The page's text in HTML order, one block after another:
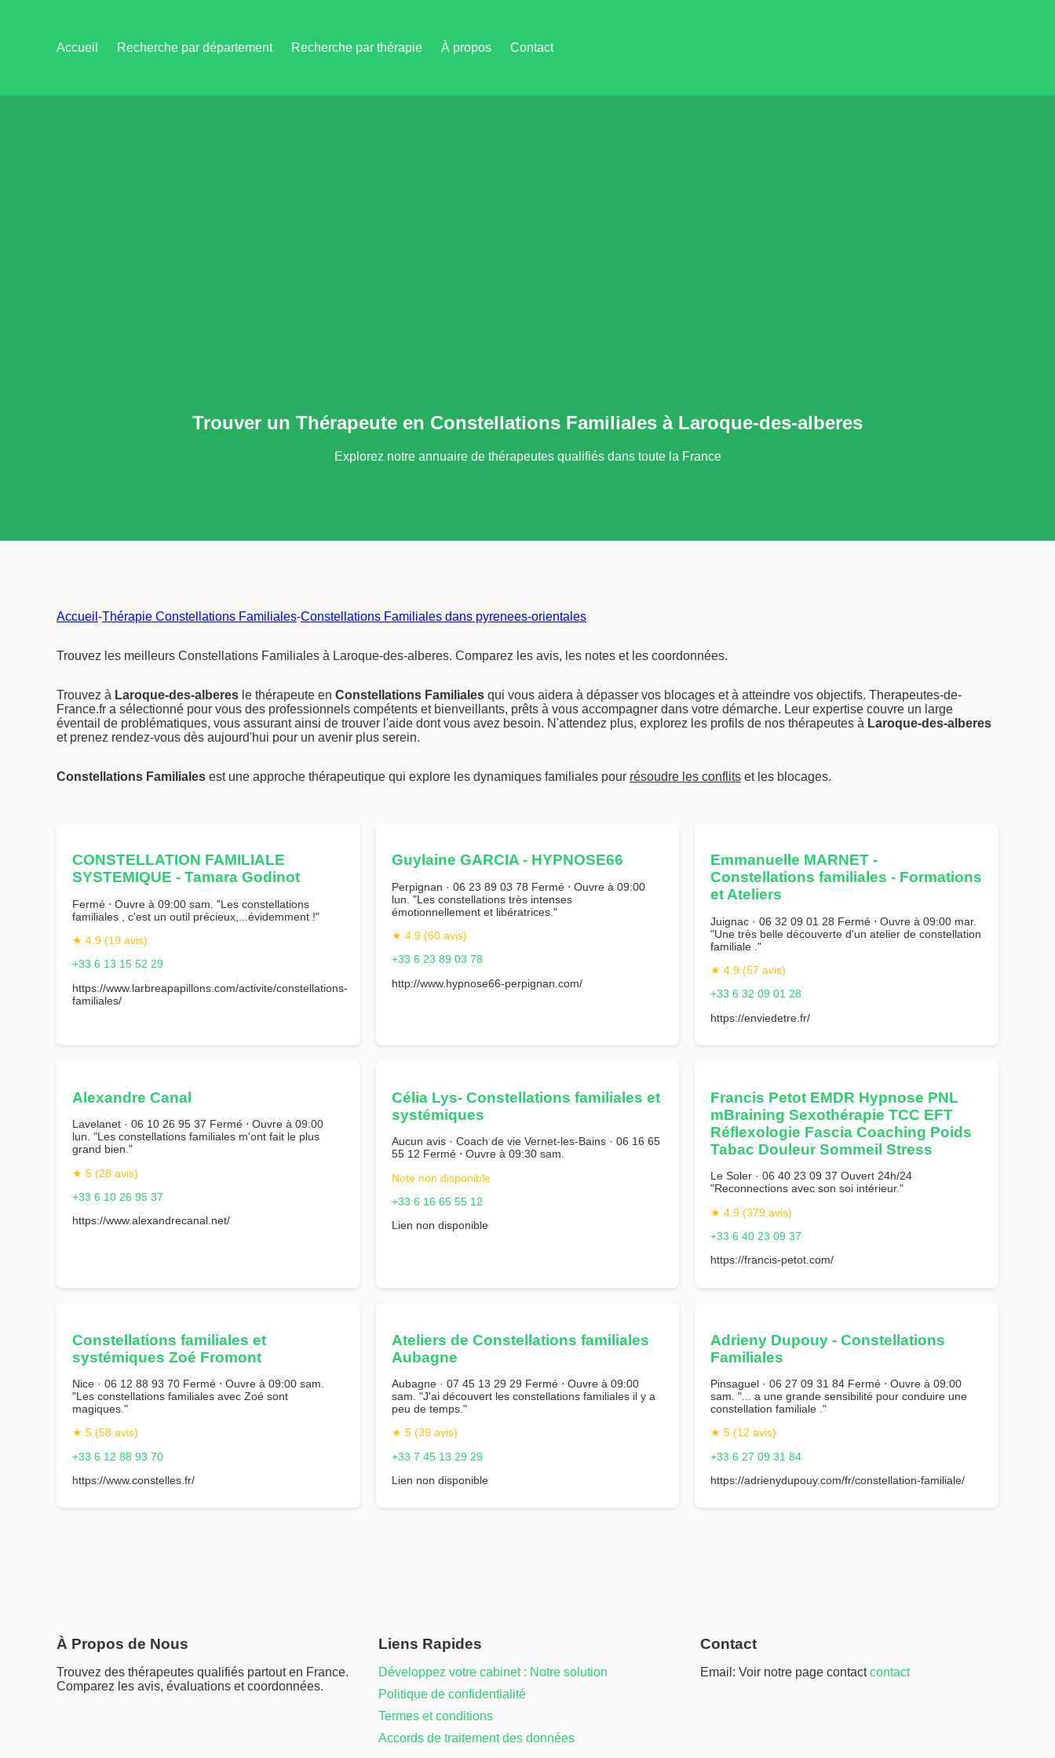
Accueil Recherche par département Recherche par thérapie À propos Contact
Trouver un Thérapeute en Constellations Familiales à Laroque-des-alberes
Explorez notre annuaire de thérapeutes qualifiés dans toute la France
Accueil -Thérapie Constellations Familiales-Constellations Familiales dans pyrenees-orientales
Trouvez les meilleurs Constellations Familiales à Laroque-des-alberes. Comparez les avis, les notes et les coordonnées.
Trouvez à Laroque-des-alberes le thérapeute en Constellations Familiales qui vous aidera à dépasser vos blocages et à atteindre vos objectifs. Therapeutes-de-
France.fr a sélectionné pour vous des professionnels compétents et bienveillants, prêts à vous accompagner dans votre démarche. Leur expertise couvre un large
éventail de problématiques, vous assurant ainsi de trouver l'aide dont vous avez besoin. N'attendez plus, explorez les profils de nos thérapeutes à Laroque-des-alberes
et prenez rendez-vous dès aujourd'hui pour un avenir plus serein.
Constellations Familiales est une approche thérapeutique qui explore les dynamiques familiales pour résoudre les conflits et les blocages.
CONSTELLATION FAMILIALE
SYSTEMIQUE - Tamara Godinot
Fermé ⋅ Ouvre à 09:00 sam. "Les constellations
familiales , c'est un outil précieux,...évidemment !"
★ 4.9 (19 avis)
+33 6 13 15 52 29
https://www.larbreapapillons.com/activite/constellations-
familiales/
Guylaine GARCIA - HYPNOSE66
Perpignan · 06 23 89 03 78 Fermé ⋅ Ouvre à 09:00
lun. "Les constellations très intenses
émotionnellement et libératrices."
★ 4.9 (60 avis)
+33 6 23 89 03 78
http://www.hypnose66-perpignan.com/
Emmanuelle MARNET -
Constellations familiales - Formations
et Ateliers
Juignac · 06 32 09 01 28 Fermé ⋅ Ouvre à 09:00 mar.
"Une très belle découverte d'un atelier de constellation
familiale ."
★ 4.9 (57 avis)
+33 6 32 09 01 28
https://enviedetre.fr/
Alexandre Canal
Lavelanet · 06 10 26 95 37 Fermé ⋅ Ouvre à 09:00
lun. "Les constellations familiales m'ont fait le plus
grand bien."
★ 5 (28 avis)
+33 6 10 26 95 37
https://www.alexandrecanal.net/
Célia Lys- Constellations familiales et
systémiques
Aucun avis · Coach de vie Vernet-les-Bains · 06 16 65
55 12 Fermé ⋅ Ouvre à 09:30 sam.
Note non disponible
+33 6 16 65 55 12
Lien non disponible
Francis Petot EMDR Hypnose PNL
mBraining Sexothérapie TCC EFT
Réflexologie Fascia Coaching Poids
Tabac Douleur Sommeil Stress
Le Soler · 06 40 23 09 37 Ouvert 24h/24
"Reconnections avec son soi intérieur."
★ 4.9 (379 avis)
+33 6 40 23 09 37
https://francis-petot.com/
Constellations familiales et
systémiques Zoé Fromont
Nice · 06 12 88 93 70 Fermé ⋅ Ouvre à 09:00 sam.
"Les constellations familiales avec Zoé sont
magiques."
★ 5 (58 avis)
+33 6 12 88 93 70
https://www.constelles.fr/
Ateliers de Constellations familiales
Aubagne
Aubagne · 07 45 13 29 29 Fermé ⋅ Ouvre à 09:00
sam. "J'ai découvert les constellations familiales il y a
peu de temps."
★ 5 (39 avis)
+33 7 45 13 29 29
Lien non disponible
Adrieny Dupouy - Constellations
Familiales
Pinsaguel · 06 27 09 31 84 Fermé ⋅ Ouvre à 09:00
sam. "... a une grande sensibilité pour conduire une
constellation familiale ."
★ 5 (12 avis)
+33 6 27 09 31 84
https://adrienydupouy.com/fr/constellation-familiale/
À Propos de Nous
Trouvez des thérapeutes qualifiés partout en France.
Comparez les avis, évaluations et coordonnées.
Liens Rapides
Développez votre cabinet : Notre solution
Politique de confidentialité
Termes et conditions
Accords de traitement des données
Contact
Email: Voir notre page contactcontact